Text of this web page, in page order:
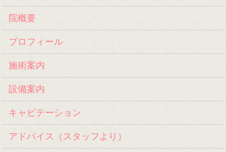
院概要
プロフィール
施術案内
設備案内
キャビテーション
アドバイス（スタッフより）